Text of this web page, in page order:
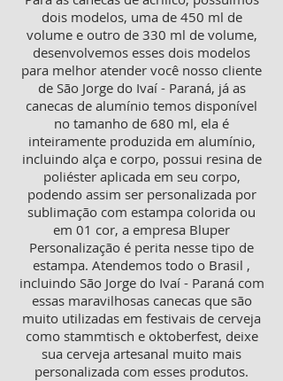
dois modelos, uma de 450 ml de
volume e outro de 330 ml de volume,
desenvolvemos esses dois modelos
para melhor atender você nosso cliente
de São Jorge do Ivaí - Paraná, já as
canecas de alumínio temos disponível
no tamanho de 680 ml, ela é
inteiramente produzida em alumínio,
incluindo alça e corpo, possui resina de
poliéster aplicada em seu corpo,
podendo assim ser personalizada por
sublimação com estampa colorida ou
em 01 cor, a empresa Bluper
Personalização é perita nesse tipo de
estampa. Atendemos todo o Brasil ,
incluindo São Jorge do Ivaí - Paraná com
essas maravilhosas canecas que são
muito utilizadas em festivais de cerveja
como stammtisch e oktoberfest, deixe
sua cerveja artesanal muito mais
personalizada com esses produtos.